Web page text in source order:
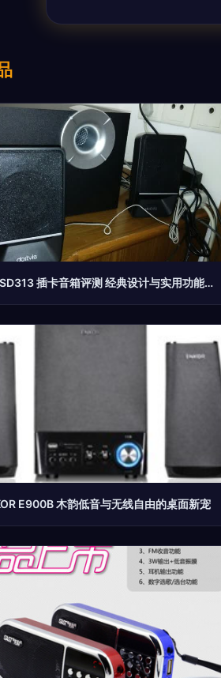
dostyle SD313 插卡音箱评测 经典设计与实用功能的完美结合
E900B 木韵低音与无线自由的桌面新宠